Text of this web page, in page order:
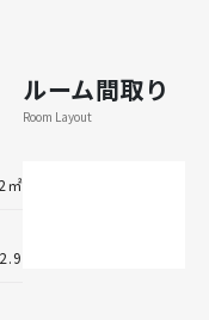
㎡
2.9
ルーム間取り
Room Layout